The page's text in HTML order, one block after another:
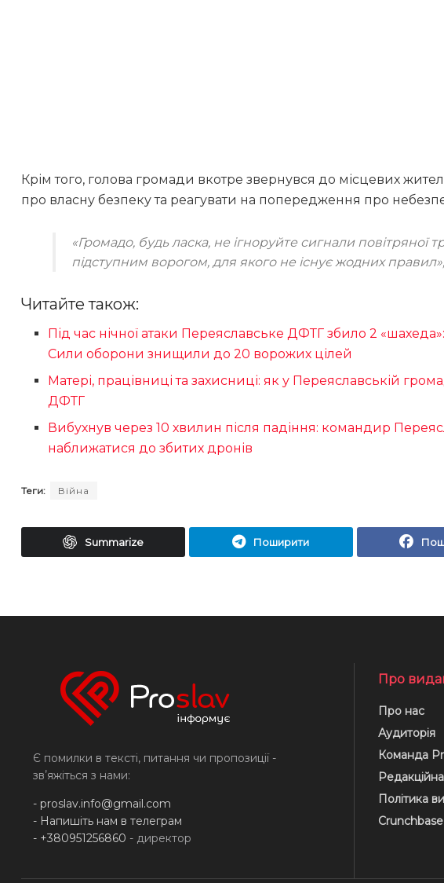
Крім того, голова громади вкотре звернувся до місцевих
про власну безпеку та реагувати на попередження про
«Громадо, будь ласка, не ігноруйте сигнали
підступним ворогом, для якого не існує жодних правил»
Читайте також:
Під час нічної атаки Переяславське ДФТГ збило 2
Сили оборони знищили до 20 ворожих цілей
Матері, працівниці та захисниці: як у Переяславській
ДФТГ
Вибухнув через 10 хвилин після падіння: командир
наближатися до збитих дронів
Теги: Війна
Summarize Поширити
Є помилки в тексті, питання чи пропозиції -
звʼяжіться з нами:
- proslav.info@gmail.com
- Напишіть нам в телеграм
- +380951256860 - директор
Про
Про нас
Аудиторія
Команда
Політика
Crunchbase